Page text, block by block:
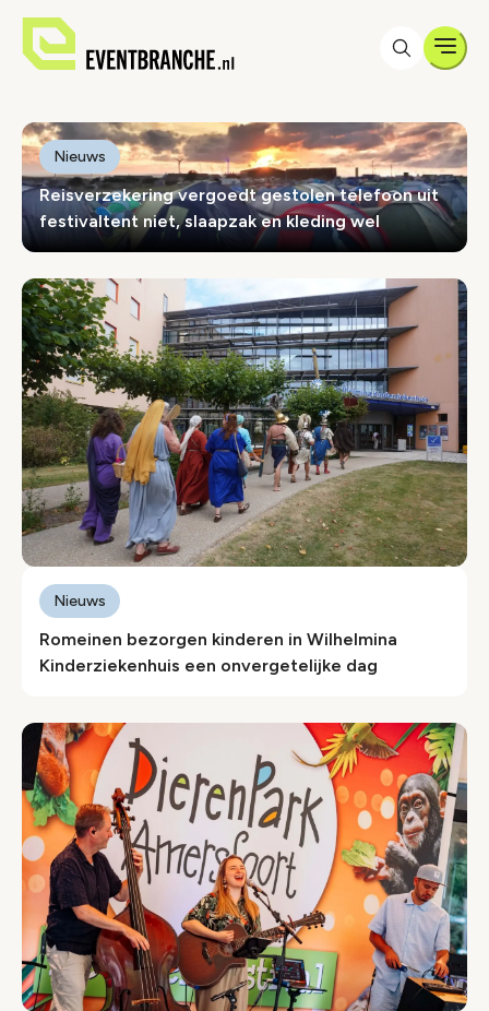
Eventbranche.nl
Eventbranche.nl
Reisverzekering vergoedt gestolen telefoon uit
festivaltent niet, slaapzak en kleding wel
Nieuws
Romeinen bezorgen kinderen in Wilhelmina
Kinderziekenhuis een onvergetelijke dag
Nieuws